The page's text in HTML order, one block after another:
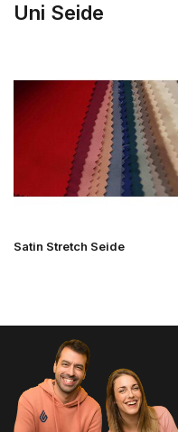
Uni Seide
Satin Stretch Seide